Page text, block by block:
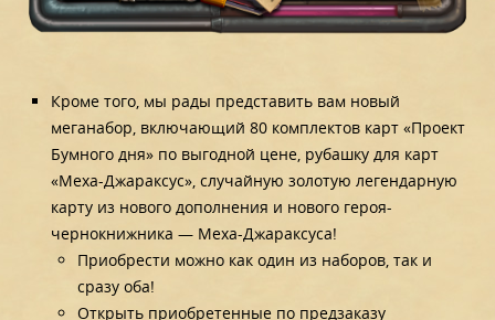
Кроме того, мы рады представить вам новый
меганабор, включающий 80 комплектов карт «Проект
Бумного дня» по выгодной цене, рубашку для карт
«Меха-Джараксус», случайную золотую легендарную
карту из нового дополнения и нового героя-
чернокнижника — Меха-Джараксуса!
Приобрести можно как один из наборов, так и
сразу оба!
Открыть приобретенные по предзаказу